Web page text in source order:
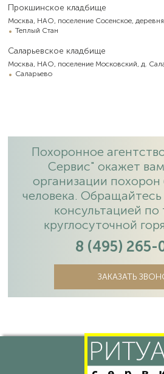
Прокшинское кладбище
Москва, НАО, поселение Сосенское,
Теплый Стан
Саларьевское кладбище
Москва, НАО, поселение Московский, д.
Саларьево
Похоронное
Сервис" окажет
организации похорон
человека. Обращайтесь
консультацией по
круглосуточной
8 (495) 265-
ЗАКАЗАТЬ